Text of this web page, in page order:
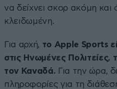
να δείχνει σκορ ακόμη και
κλειδωμένη.
Για αρχή, το Apple Sports
στις Ηνωμένες Πολιτείες,
τον Καναδά. Για την ώρα,
πληροφορίες για τη